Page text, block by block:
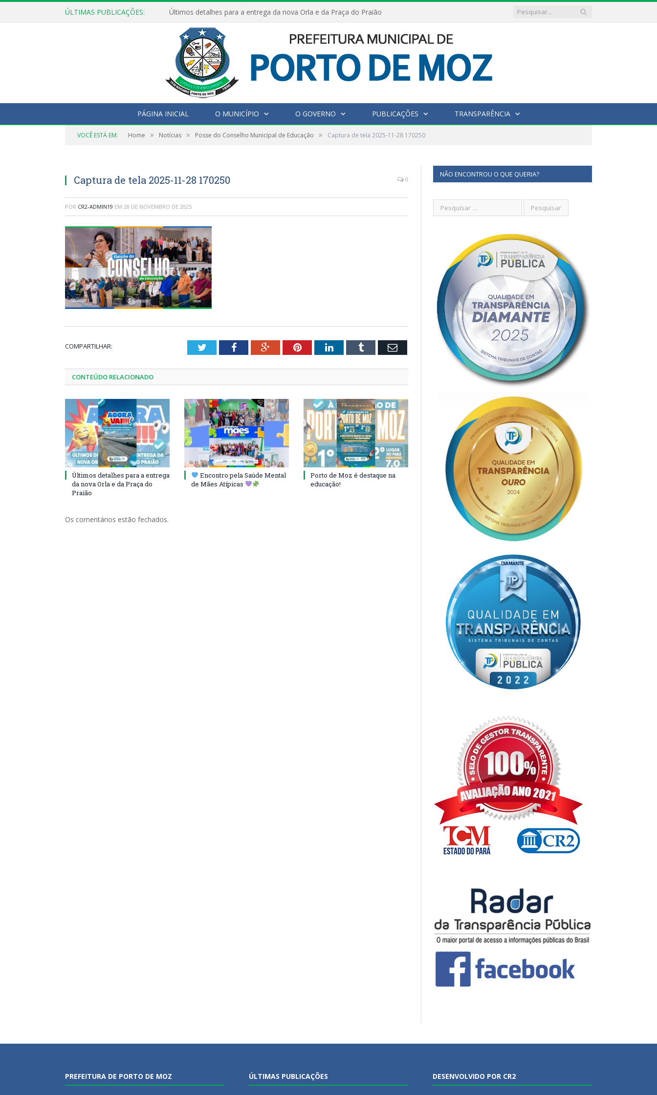
ÚLTIMAS PUBLICAÇÕES: Últimos detalhes para a entrega da nova Orla e da Praça do Praião
PÁGINA INICIAL O MUNICÍPIO O GOVERNO PUBLICAÇÕES TRANSPARÊNCIA
VOCÊ ESTÁ EM: Home » Notícias » Posse do Conselho Municipal de Educação » Captura de tela 2025-11-28 170250
Captura de tela 2025-11-28 170250 0
POR CR2-ADMIN19 EM 28 DE NOVEMBRO DE 2025
COMPARTILHAR: TwitterFacebookGoogle+PinterestLinkedInTumblr Email
CONTEÚDO RELACIONADO
Últimos detalhes para a entrega
da nova Orla e da Praça do
Praião
Encontro pela Saúde Mental
de Mães Atípicas
Porto de Moz é destaque na
educação!
Os comentários estão fechados.
NÃO ENCONTROU O QUE QUERIA?
PREFEITURA DE PORTO DE MOZ ÚLTIMAS PUBLICAÇÕES DESENVOLVIDO POR CR2